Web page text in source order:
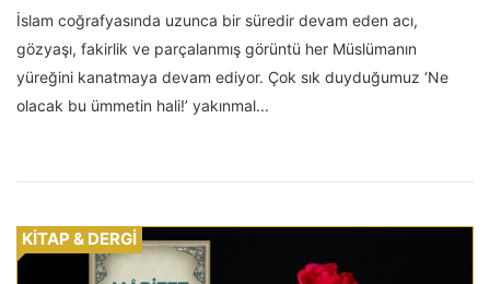
İslam coğrafyasında uzunca bir süredir devam eden acı,
gözyaşı, fakirlik ve parçalanmış görüntü her Müslümanın
yüreğini kanatmaya devam ediyor. Çok sık duyduğumuz ‘Ne
olacak bu ümmetin hali!’ yakınmal...
KİTAP & DERGİ